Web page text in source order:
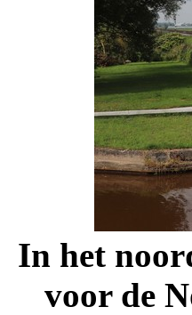
In het
voor de